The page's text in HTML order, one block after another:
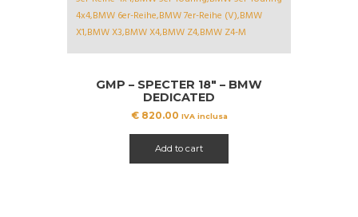
GMP – SPECTER 18″ – BMW
DEDICATED
€820.00 IVA inclusa
Add to cart